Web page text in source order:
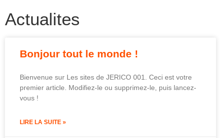
Actualites
Bonjour tout le monde !
Bienvenue sur Les sites de JERICO 001. Ceci est votre
premier article. Modifiez-le ou supprimez-le, puis lancez-
vous !
LIRE LA SUITE »